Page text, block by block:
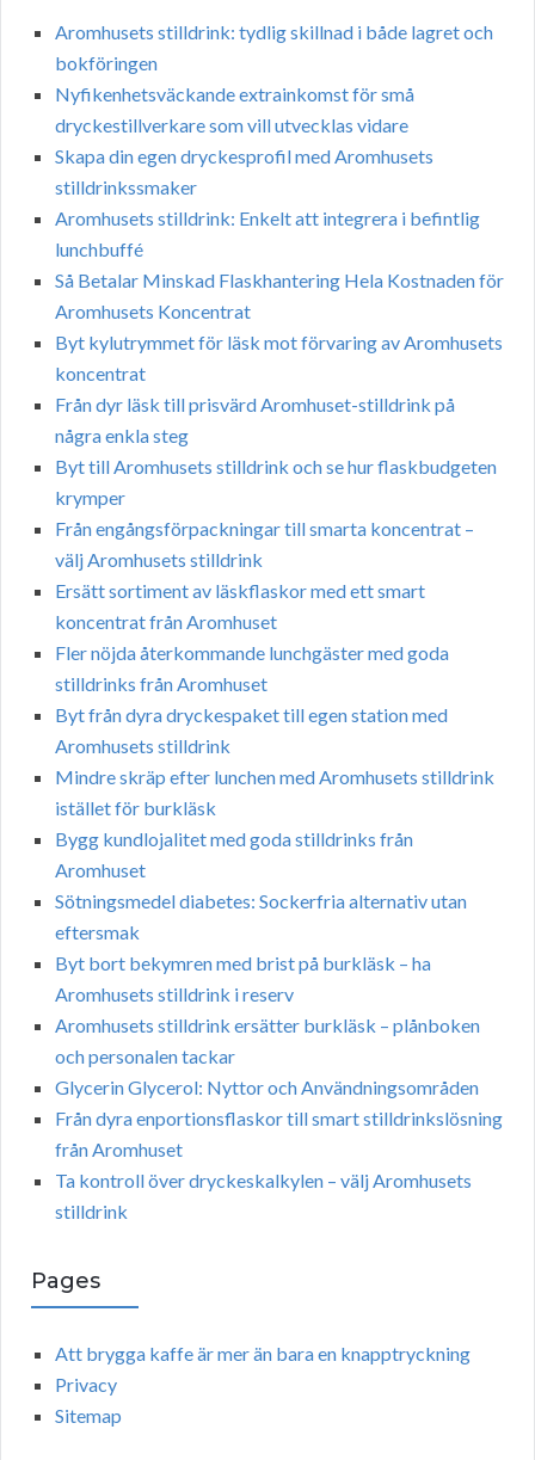
Aromhusets stilldrink: tydlig skillnad i både lagret och
bokföringen
Nyfikenhetsväckande extrainkomst för små
dryckestillverkare som vill utvecklas vidare
Skapa din egen dryckesprofil med Aromhusets
stilldrinkssmaker
Aromhusets stilldrink: Enkelt att integrera i befintlig
lunchbuffé
Så Betalar Minskad Flaskhantering Hela Kostnaden för
Aromhusets Koncentrat
Byt kylutrymmet för läsk mot förvaring av Aromhusets
koncentrat
Från dyr läsk till prisvärd Aromhuset-stilldrink på
några enkla steg
Byt till Aromhusets stilldrink och se hur flaskbudgeten
krymper
Från engångsförpackningar till smarta koncentrat –
välj Aromhusets stilldrink
Ersätt sortiment av läskflaskor med ett smart
koncentrat från Aromhuset
Fler nöjda återkommande lunchgäster med goda
stilldrinks från Aromhuset
Byt från dyra dryckespaket till egen station med
Aromhusets stilldrink
Mindre skräp efter lunchen med Aromhusets stilldrink
istället för burkläsk
Bygg kundlojalitet med goda stilldrinks från
Aromhuset
Sötningsmedel diabetes: Sockerfria alternativ utan
eftersmak
Byt bort bekymren med brist på burkläsk – ha
Aromhusets stilldrink i reserv
Aromhusets stilldrink ersätter burkläsk – plånboken
och personalen tackar
Glycerin Glycerol: Nyttor och Användningsområden
Från dyra enportionsflaskor till smart stilldrinkslösning
från Aromhuset
Ta kontroll över dryckeskalkylen – välj Aromhusets
stilldrink
Pages
Att brygga kaffe är mer än bara en knapptryckning
Privacy
Sitemap